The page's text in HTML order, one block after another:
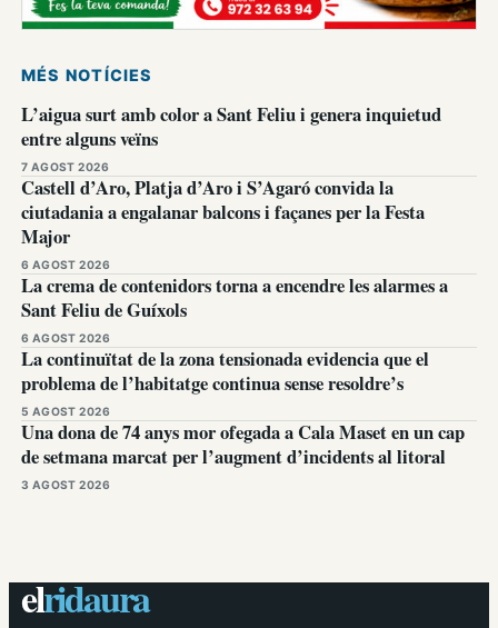
MÉS NOTÍCIES
L’aigua surt amb color a Sant Feliu i genera inquietud
entre alguns veïns
7 AGOST 2026
Castell d’Aro, Platja d’Aro i S’Agaró convida la
ciutadania a engalanar balcons i façanes per la Festa
Major
6 AGOST 2026
La crema de contenidors torna a encendre les alarmes a
Sant Feliu de Guíxols
6 AGOST 2026
La continuïtat de la zona tensionada evidencia que el
problema de l’habitatge continua sense resoldre’s
5 AGOST 2026
Una dona de 74 anys mor ofegada a Cala Maset en un cap
de setmana marcat per l’augment d’incidents al litoral
3 AGOST 2026
elridaura